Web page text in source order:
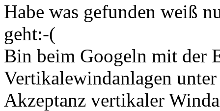
Habe was gefunden weiß
geht:-(
Bin beim Googeln mit der
Vertikalewindanlagen
Akzeptanz vertikaler